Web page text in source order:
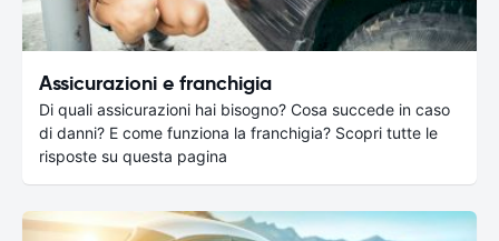
Assicurazioni e franchigia
Di quali assicurazioni hai bisogno? Cosa succede in caso
di danni? E come funziona la franchigia? Scopri tutte le
risposte su questa pagina